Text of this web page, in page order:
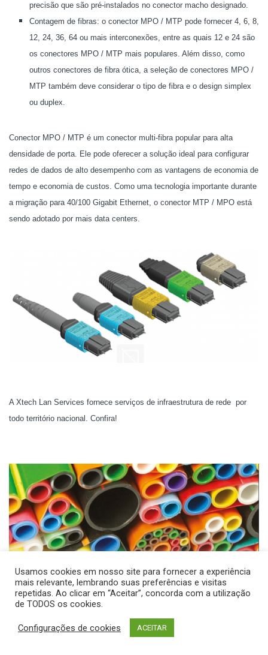
precisão que são pré-instalados no conector macho designado.
Contagem de fibras: o conector MPO / MTP pode fornecer 4, 6, 8,
12, 24, 36, 64 ou mais interconexões, entre as quais 12 e 24 são
os conectores MPO / MTP mais populares. Além disso, como
outros conectores de fibra ótica, a seleção de conectores MPO /
MTP também deve considerar o tipo de fibra e o design simplex
ou duplex.
Conector MPO / MTP é um conector multi-fibra popular para alta
densidade de porta. Ele pode oferecer a solução ideal para configurar
redes de dados de alto desempenho com as vantagens de economia de
tempo e economia de custos. Como uma tecnologia importante durante
a migração para 40/100 Gigabit Ethernet, o conector MTP / MPO está
sendo adotado por mais data centers.
A Xtech Lan Services fornece serviços de infraestrutura de rede por
todo território nacional. Confira!
Microcabos de fibra óptica – o passado,
Usamos cookies em nosso site para fornecer a experiência
mais relevante, lembrando suas preferências e visitas
repetidas. Ao clicar em “Aceitar”, concorda com a utilização
de TODOS os cookies.
Configurações de cookies ACEITAR